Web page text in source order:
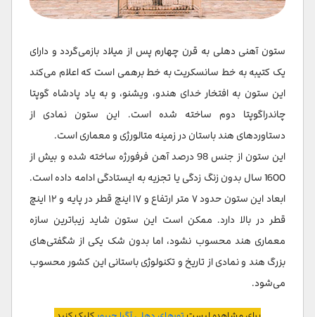
ستون آهنی دهلی به قرن چهارم پس از میلاد بازمی‌گردد و دارای
یک کتیبه به خط سانسکریت به خط برهمی است که اعلام می‌کند
این ستون به افتخار خدای هندو، ویشنو، و به یاد پادشاه گوپتا
چاندراگوپتا دوم ساخته شده است. این ستون نمادی از
دستاوردهای هند باستان در زمینه متالورژی و معماری است.
این ستون از جنس 98 درصد آهن فرفورژه ساخته شده و بیش از
1600 سال بدون زنگ زدگی یا تجزیه به ایستادگی ادامه داده است.
ابعاد این ستون حدود ۷ متر ارتفاع و ۱۷ اینچ قطر در پایه و ۱۲ اینچ
قطر در بالا دارد. ممکن است این ستون شاید زیباترین سازه
معماری هند محسوب نشود، اما بدون شک یکی از شگفتی‌های
بزرگ هند و نمادی از تاریخ و تکنولوژی باستانی این کشور محسوب
می‌شود.